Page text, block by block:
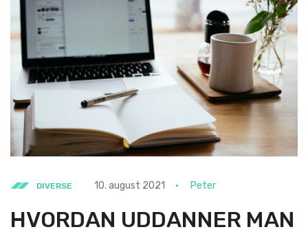
DIVERSE 10. august 2021 Peter
HVORDAN UDDANNER MAN